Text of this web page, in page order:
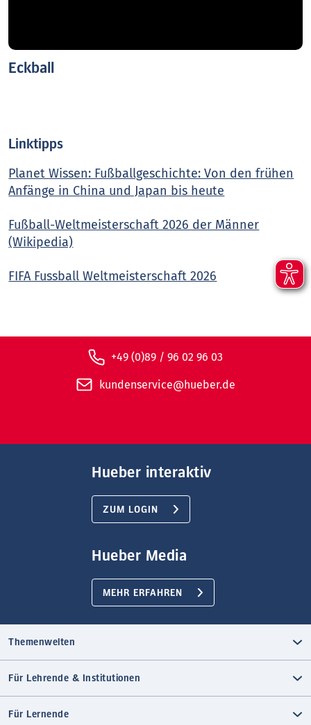
Eckball
Linktipps
Planet Wissen: Fußballgeschichte: Von den frühen
Anfänge in China und Japan bis heute
Fußball-Weltmeisterschaft 2026 der Männer
(Wikipedia)
FIFA Fussball Weltmeisterschaft 2026
+49 (0)89 / 96 02 96 03
kundenservice@hueber.de
Hueber interaktiv
ZUM LOGIN
Hueber Media
MEHR ERFAHREN
Themenwelten
Für Lehrende & Institutionen
Für Lernende